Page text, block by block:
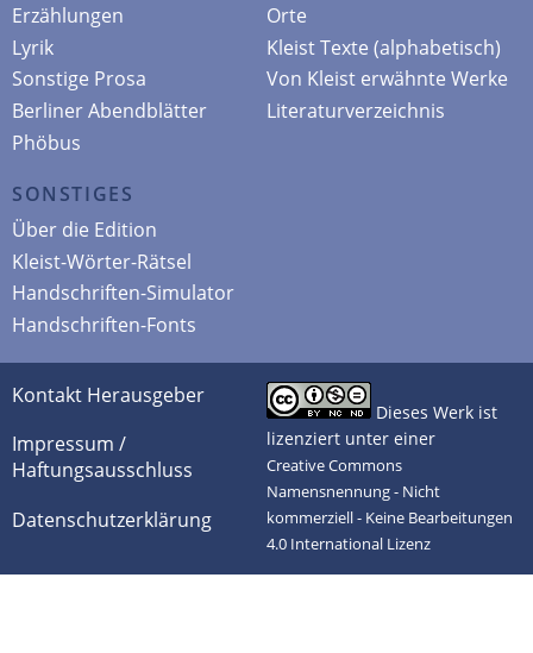
Erzählungen
Lyrik
Sonstige Prosa
Berliner Abendblätter
Phöbus
Orte
Kleist Texte (alphabetisch)
Von Kleist erwähnte Werke
Literaturverzeichnis
SONSTIGES
Über die Edition
Kleist-Wörter-Rätsel
Handschriften-Simulator
Handschriften-Fonts
Kontakt Herausgeber
Impressum /
Haftungsausschluss
Datenschutzerklärung
Dieses Werk ist
lizenziert unter einer
Creative Commons
Namensnennung - Nicht
kommerziell - Keine Bearbeitungen
4.0 International Lizenz